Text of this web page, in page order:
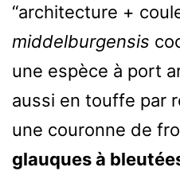
“architecture +
middelburgensis
une espèce à port
aussi en touffe par
une couronne de
glauques à